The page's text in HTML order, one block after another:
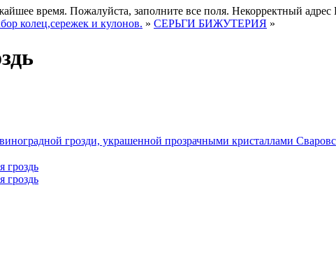
время. Пожалуйста, заполните все поля. Некорректный адрес
колец,сережек и кулонов. » СЕРЬГИ БИЖУТЕРИЯ »